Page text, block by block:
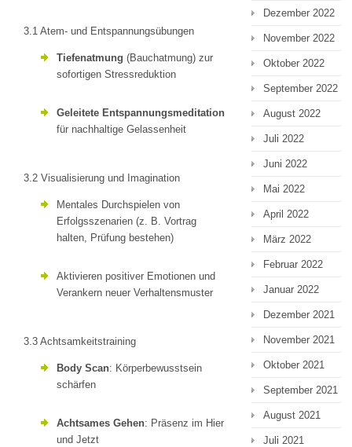
3.1 Atem- und Entspannungsübungen
Tiefenatmung (Bauchatmung) zur
sofortigen Stressreduktion
Geleitete Entspannungsmeditation
für nachhaltige Gelassenheit
3.2 Visualisierung und Imagination
Mentales Durchspielen von
Erfolgsszenarien (z. B. Vortrag
halten, Prüfung bestehen)
Aktivieren positiver Emotionen und
Verankern neuer Verhaltensmuster
3.3 Achtsamkeitstraining
Body Scan: Körperbewusstsein
schärfen
Achtsames Gehen: Präsenz im Hier
und Jetzt
Dezember 2022
November 2022
Oktober 2022
September 2022
August 2022
Juli 2022
Juni 2022
Mai 2022
April 2022
März 2022
Februar 2022
Januar 2022
Dezember 2021
November 2021
Oktober 2021
September 2021
August 2021
Juli 2021